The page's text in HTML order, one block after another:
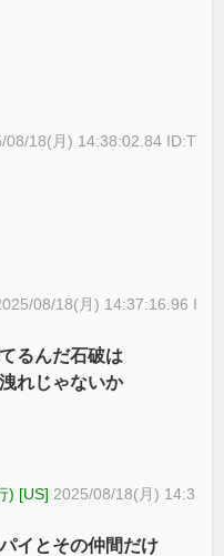
08/18(月) 14:38:02.84 ID:T
08/18(月) 14:37:16.96 I
るんだ石破は
れじゃないか
) [US] 2025/08/18(月) 14:3
イとその仲間だけ